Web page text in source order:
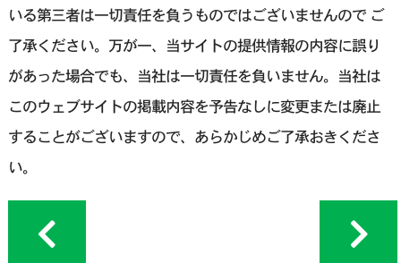
いる第三者は一切責任を負うものではございませんので ご
了承ください。万が一、当サイトの提供情報の内容に誤り
があった場合でも、当社は一切責任を負いません。当社は
このウェブサイトの掲載内容を予告なしに変更または廃止
することがございますので、あらかじめご了承おきくださ
い。